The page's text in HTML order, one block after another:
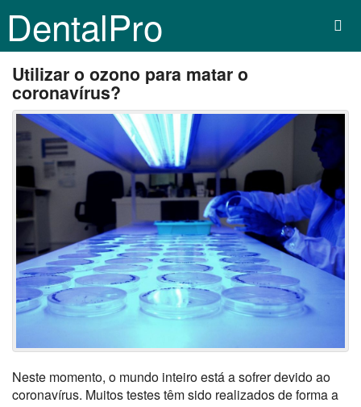
DentalPro
Utilizar o ozono para matar o
coronavírus?
Neste momento, o mundo inteiro está a sofrer devido ao
coronavírus. Muitos testes têm sido realizados de forma a